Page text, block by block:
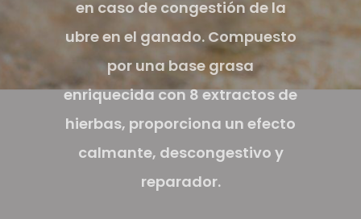
en caso de congestión de la
ubre en el ganado. Compuesto
por una base grasa
enriquecida con 8 extractos de
hierbas, proporciona un efecto
calmante, descongestivo y
reparador.